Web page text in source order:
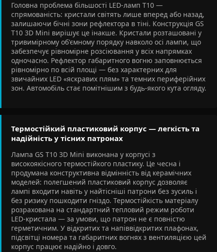
Головна проблема більшості LED-ламп T10 —
спрямованість: кристали світять лише вперед або назад,
залишаючи бічні зони рефлектора в тіні. Конструкція GS
T10 3D Mini вирішує це інакше. Кристали розташовані у
тривимірному об'ємному порядку навколо осі лампи, що
забезпечує рівномірне розсіювання у всіх напрямках
одночасно. Рефлектор габаритного вогню заповнюється
рівномірно по всій площі — без характерних для
звичайних LED «яскравих плям» та темних периферійних
зон. Автомобіль стає помітнішим з будь-якого кута огляду.
Термостійкий пластиковий корпус — легкість та
надійність у тісних патронах
Лампа GS T10 3D Mini виконана у корпусі з
високоякісного термостійкого пластику. Це чесна і
продумана конструктивна відмінність від керамічних
моделей: полегшений пластиковий корпус дозволяє
лампі входити навіть у найтісніші патрони без зусиль і
без ризику пошкодити гніздо. Термостійкість матеріалу
розрахована на стандартний тепловий режим роботи
LED-кристала — за умови, що патрон не є повністю
герметичним. У відкритих та напіввідкритих плафонах,
підсвітці номера та габаритних вогнях з вентиляцією цей
корпус працює надійно і довго.